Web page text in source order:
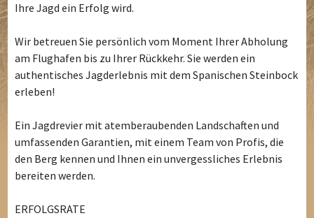
Ihre Jagd ein Erfolg wird.
Wir betreuen Sie persönlich vom Moment Ihrer Abholung
am Flughafen bis zu Ihrer Rückkehr. Sie werden ein
authentisches Jagderlebnis mit dem Spanischen Steinbock
erleben!
Ein Jagdrevier mit atemberaubenden Landschaften und
umfassenden Garantien, mit einem Team von Profis, die
den Berg kennen und Ihnen ein unvergessliches Erlebnis
bereiten werden.
ERFOLGSRATE